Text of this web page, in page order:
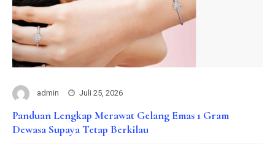
admin Juli 25, 2026
Panduan Lengkap Merawat Gelang Emas 1 Gram
Dewasa Supaya Tetap Berkilau